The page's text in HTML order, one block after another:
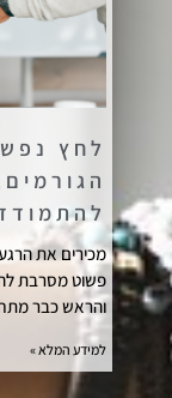
לחץ
מכירים את הרגע
פשוט מסרבת
והראש כבר מתחיל
למידע המלא »